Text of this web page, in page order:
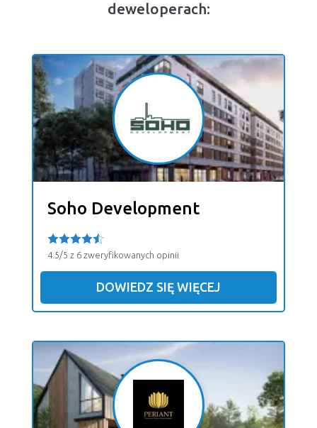
deweloperach:
Soho Development
4.5/5 z 6 zweryfikowanych opinii
DOWIEDZ SIĘ WIĘCEJ